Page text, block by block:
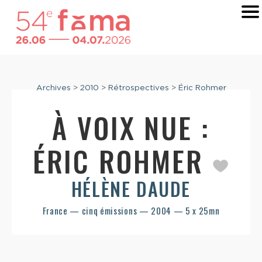
Archives > 2010 > Rétrospectives > Éric Rohmer
À VOIX NUE :
ÉRIC ROHMER
HÉLÈNE DAUDE
France — cinq émissions — 2004 — 5 x 25mn